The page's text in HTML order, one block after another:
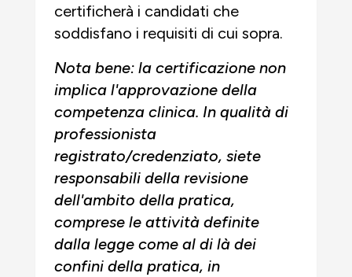
certificherà i candidati che
soddisfano i requisiti di cui sopra.
Nota bene: la certificazione non
implica l'approvazione della
competenza clinica. In qualità di
professionista
registrato/credenziato, siete
responsabili della revisione
dell'ambito della pratica,
comprese le attività definite
dalla legge come al di là dei
confini della pratica, in